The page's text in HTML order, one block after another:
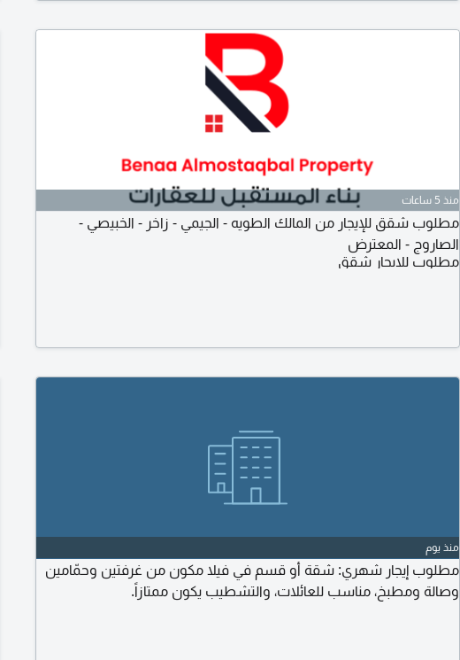
منذ 5 ساعات
مطلوب شقق للإيجار من المالك الطويه - الجيمي - زاخر - الخبيصي -
الصاروج - المعترض
مطلوب للايجار شقق
منذ يوم
مطلوب إيجار شهري: شقة أو قسم في فيلا مكون من غرفتين وحمّامين
وصالة ومطبخ، مناسب للعائلات، والتشطيب يكون ممتازاً.